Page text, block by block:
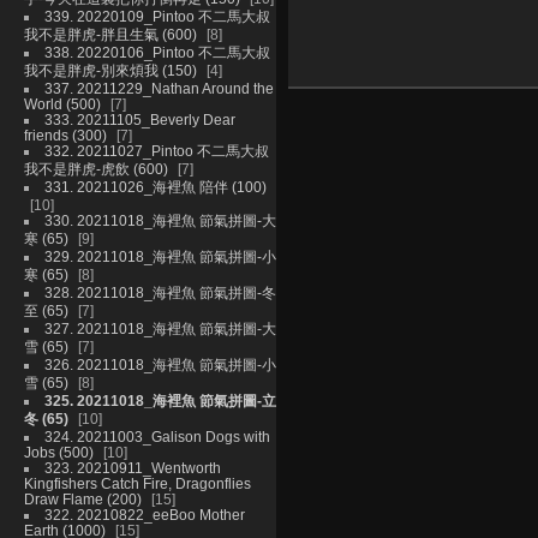
339. 20220109_Pintoo 不二馬大叔
我不是胖虎-胖且生氣 (600)
8
338. 20220106_Pintoo 不二馬大叔
我不是胖虎-別來煩我 (150)
4
337. 20211229_Nathan Around the
World (500)
7
333. 20211105_Beverly Dear
friends (300)
7
332. 20211027_Pintoo 不二馬大叔
我不是胖虎-虎飲 (600)
7
331. 20211026_海裡魚 陪伴 (100)
10
330. 20211018_海裡魚 節氣拼圖-大
寒 (65)
9
329. 20211018_海裡魚 節氣拼圖-小
寒 (65)
8
328. 20211018_海裡魚 節氣拼圖-冬
至 (65)
7
327. 20211018_海裡魚 節氣拼圖-大
雪 (65)
7
326. 20211018_海裡魚 節氣拼圖-小
雪 (65)
8
325. 20211018_海裡魚 節氣拼圖-立
冬 (65)
10
324. 20211003_Galison Dogs with
Jobs (500)
10
323. 20210911_Wentworth
Kingfishers Catch Fire, Dragonflies
Draw Flame (200)
15
322. 20210822_eeBoo Mother
Earth (1000)
15